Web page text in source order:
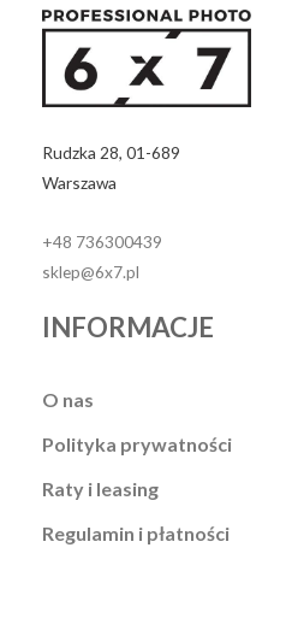
Rudzka 28, 01-689
Warszawa
+48 736300439
sklep@6x7.pl
INFORMACJE
O nas
Polityka prywatności
Raty i leasing
Regulamin i płatności